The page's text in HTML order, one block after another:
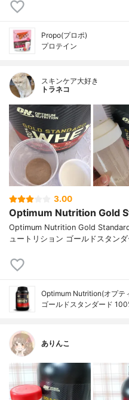
Propo(プロポ)
プロテイン
スキンケア大好き
トラネコ
3.00
Optimum Nutrition Gold
Optimum Nutrition Gold
ュートリション ゴールドスタン
Optimum Nutrition(オプテ
ゴールドスタンダード
ありんこ